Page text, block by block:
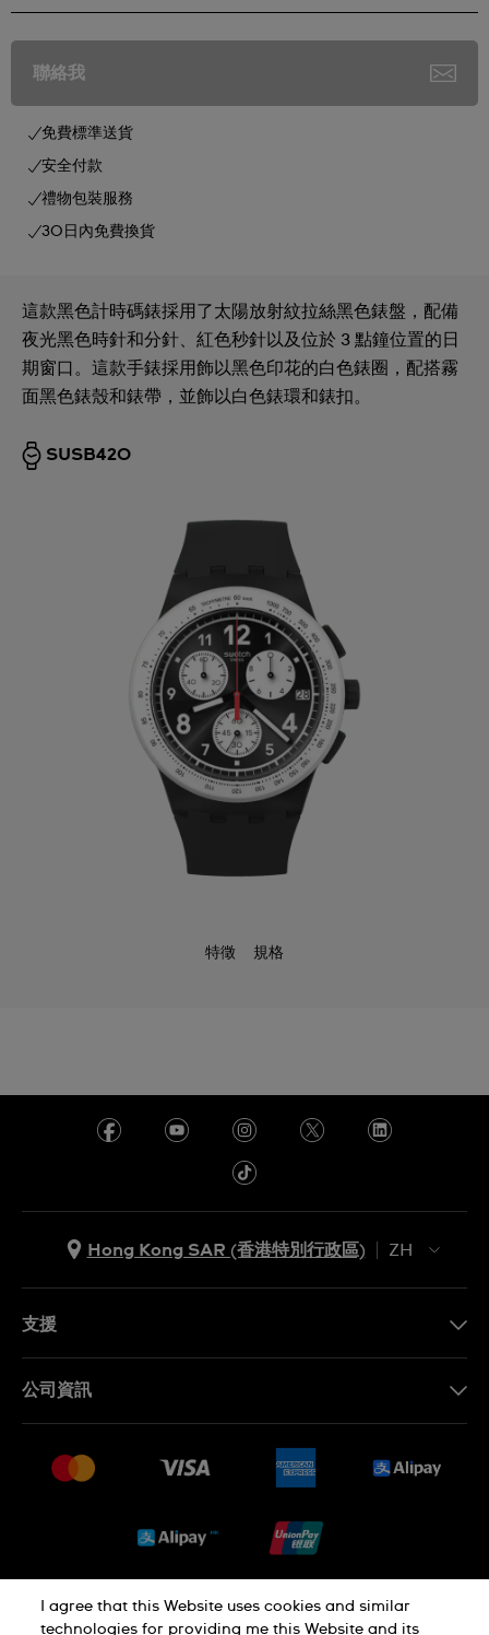
聯絡我
免費標準送貨
安全付款
禮物包裝服務
30日內免費換貨
這款黑色計時碼錶採用了太陽放射紋拉絲黑色錶盤，配備
夜光黑色時針和分針、紅色秒針以及位於 3 點鐘位置的日
期窗口。這款手錶採用飾以黑色印花的白色錶圈，配搭霧
面黑色錶殼和錶帶，並飾以白色錶環和錶扣。
SUSB420
特徵 規格
Hong Kong SAR (香港特別行政區)
ZH
支援
銷售條款
公司資訊
就業機會
I agree that this Website uses cookies and similar
technologies for providing me this Website and its